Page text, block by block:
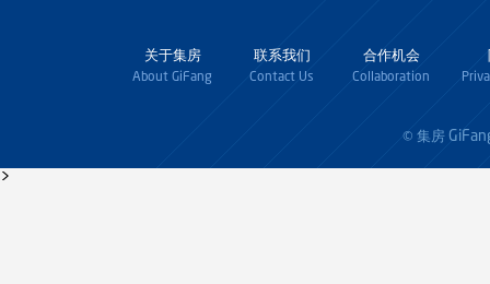
关于集房
About GiFang
联系我们
Contact Us
合作机会
Collaboration
© 集房
>